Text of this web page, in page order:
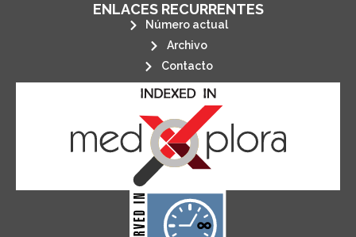
ENLACES RECURRENTES
Número actual
Archivo
Contacto
of web-based scholary
publications, governed by and for
its stakeholders.